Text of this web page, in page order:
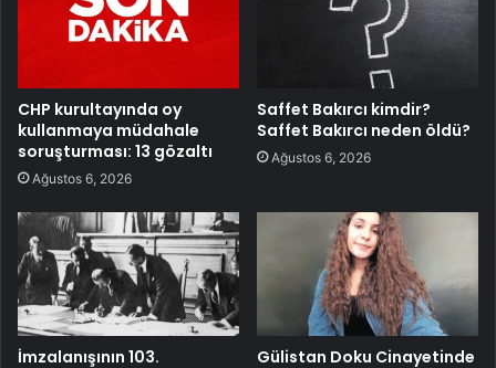
CHP kurultayında oy
kullanmaya müdahale
soruşturması: 13 gözaltı
Ağustos 6, 2026
Saffet Bakırcı kimdir?
Saffet Bakırcı neden öldü?
Ağustos 6, 2026
İmzalanışının 103.
Gülistan Doku Cinayetinde